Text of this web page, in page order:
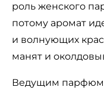
роль женского
потому аромат
и волнующих
манят и
Ведущим